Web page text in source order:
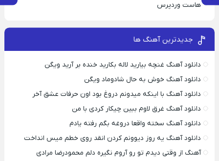
هاست وردپرس
جدیدترین آهنگ ها
دانلود آهنگ غنچه بیارید لاله بکارید خنده بر آرید ویگن
دانلود آهنگ خوش به حال شادوماد ویگن
دانلود آهنگ با اینکه میدونم دروغ بود اون حرفات عشق آخر
دانلود آهنگ غرق لاوم ببین چیکار کردی با من
دانلود آهنگ سخته واقعا دروغه بگم رفته یادم
دانلود آهنگ یه روز دیوونم کردن انقد روی خطم میس انداخت
آهنگ از وقتی دیدم تو رو آروم نگیره دلم محمودرضا مرادی